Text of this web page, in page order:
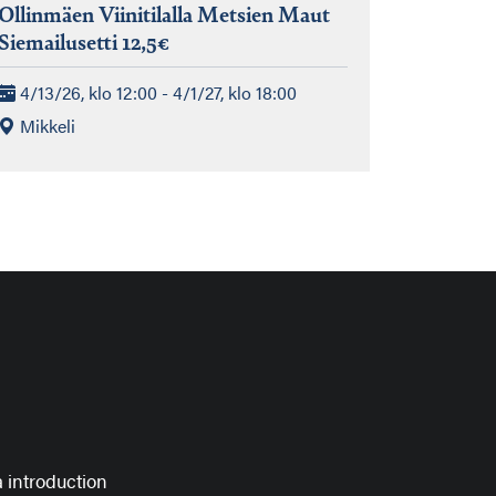
Viinitilalla Metsien Maut
12,5€
4/13/26, klo 12:00 - 4/1/27, klo 18:00
Mikkeli
introduction